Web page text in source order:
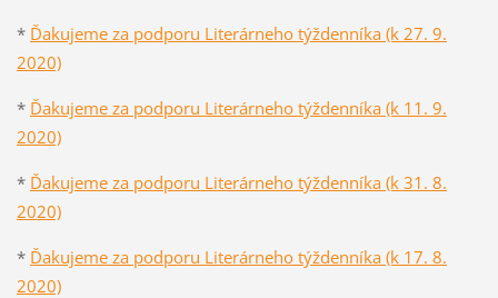
* Ďakujeme za podporu Literárneho týždenníka (k 27. 9.
2020)
* Ďakujeme za podporu Literárneho týždenníka (k 11. 9.
2020)
* Ďakujeme za podporu Literárneho týždenníka (k 31. 8.
2020)
* Ďakujeme za podporu Literárneho týždenníka (k 17. 8.
2020)